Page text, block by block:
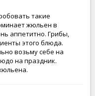
такие
жюльен в
аппетитно. Грибы,
этого блюда.
возьму себе на
на праздник.